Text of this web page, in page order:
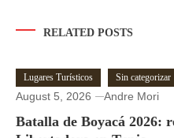
RELATED POSTS
Lugares Turísticos Sin categorizar
August 5, 2026 Andre Mori
Batalla de Boyacá 2026: